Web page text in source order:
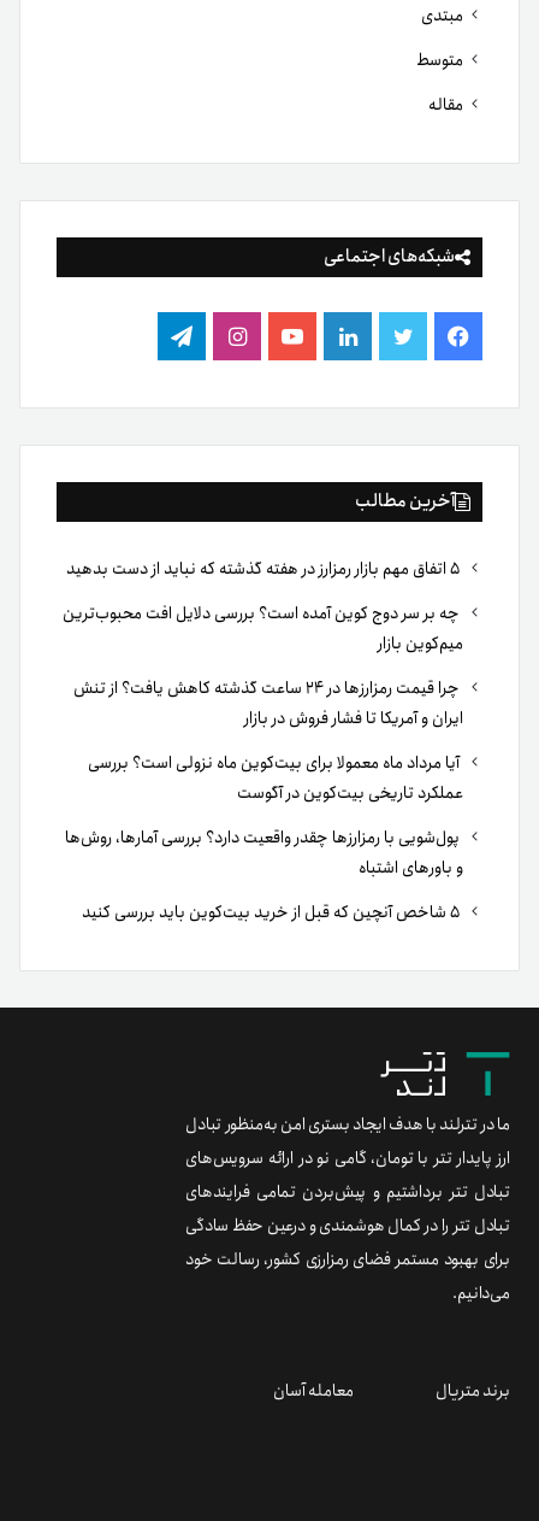
مبتدی
متوسط
مقاله
شبکه‌های اجتماعی
فیس
بوک
توییتر لینکدینیوتیوباینستاگرام
تلگرام
آخرین مطالب
چه بر سر دوج کوین آمده است؟ بررسی دلایل افت محبوب‌ترین
میم‌کوین بازار
چرا قیمت رمزارزها در ۲۴ ساعت گذشته کاهش یافت؟ از تنش
ایران و آمریکا تا فشار فروش در بازار
آیا مرداد ماه معمولا برای بیت‌کوین ماه نزولی است؟ بررسی
عملکرد تاریخی بیت‌کوین در آگوست
پول‌شویی با رمزارزها چقدر واقعیت دارد؟ بررسی آمارها، روش‌ها
و باورهای اشتباه
ما در تترلند با هدف ایجاد بستری امن به‌منظور تبادل
ارز پایدار تتر با تومان، گامی نو در ارائه سرویس‌های
تبادل تتر برداشتیم و پیش‌بردن تمامی فرایندهای
تبادل تتر را در کمال هوشمندی و درعین حفظ سادگی
برای بهبود مستمر فضای رمزارزی کشور، رسالت خود
می‌دانیم.
برند متریال معامله آسان